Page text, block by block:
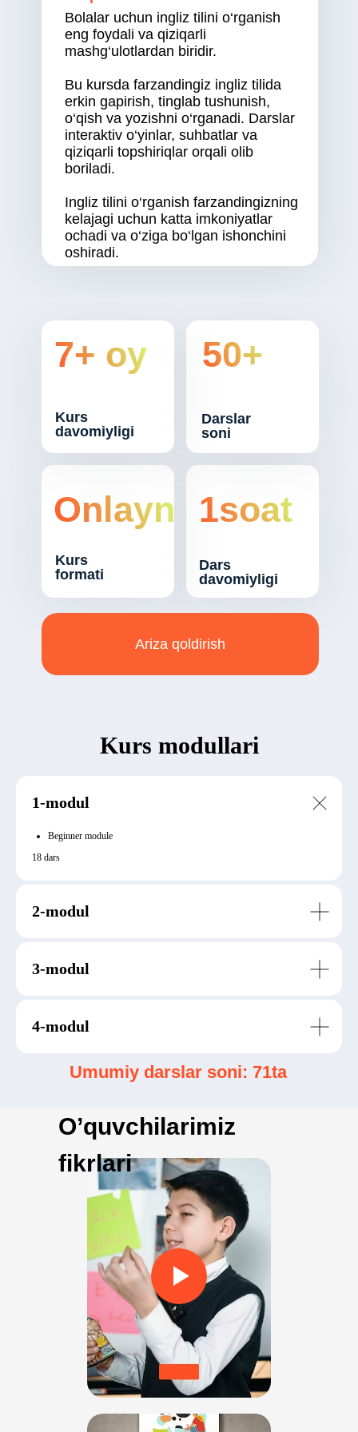
Bolalar uchun ingliz tilini o‘rganish
eng foydali va qiziqarli
mashg‘ulotlardan biridir.
Bu kursda farzandingiz ingliz tilida
erkin gapirish, tinglab tushunish,
o‘qish va yozishni o‘rganadi. Darslar
interaktiv o‘yinlar, suhbatlar va
qiziqarli topshiriqlar orqali olib
boriladi.
Ingliz tilini o‘rganish farzandingizning
kelajagi uchun katta imkoniyatlar
ochadi va o‘ziga bo‘lgan ishonchini
oshiradi.
1soat
Dars
davomiyligi
Onlayn
Kurs
formati
50+
Darslar
soni
Ariza qoldirish
7+ oy
Kurs
davomiyligi
Kurs modullari
1-modul
Beginner module
18 dars
2-modul
3-modul
4-modul
Umumiy darslar soni: 71ta
O’quvchilarimiz
fikrlari